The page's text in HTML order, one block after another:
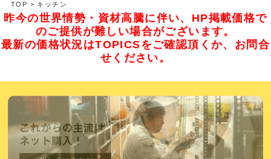
TOP > キッチン
昨今の世界情勢・資材高騰に伴い、HP掲載価格で
のご提供が難しい場合がございます。
最新の価格状況はTOPICSをご確認頂くか、お問合
せください。